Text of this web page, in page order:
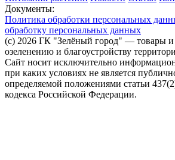
Документы:
Политика обработки персональных
обработку персональных данных
(c) 2026 ГК "Зелёный город" — товары и
озеленению и благоустройству
Сайт носит исключительно
при каких условиях не является
определяемой положениями статьи
кодекса Российской Федерации.